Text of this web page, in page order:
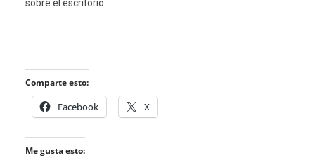
sobre el escritorio.
Comparte esto:
Facebook X
Me gusta esto: